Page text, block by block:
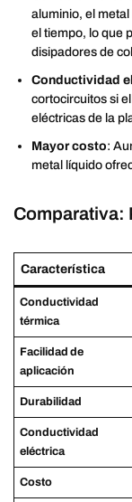
aluminio, el
el tiempo, lo que
disipadores de
Conductividad
cortocircuitos si
eléctricas de la
Mayor costo:
metal líquido
Comparativa:
Característica
Conductividad
térmica
Facilidad de
aplicación
Durabilidad
Conductividad
eléctrica
Costo